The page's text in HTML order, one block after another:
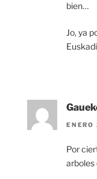
bien…
Jo, ya
Por
arboles